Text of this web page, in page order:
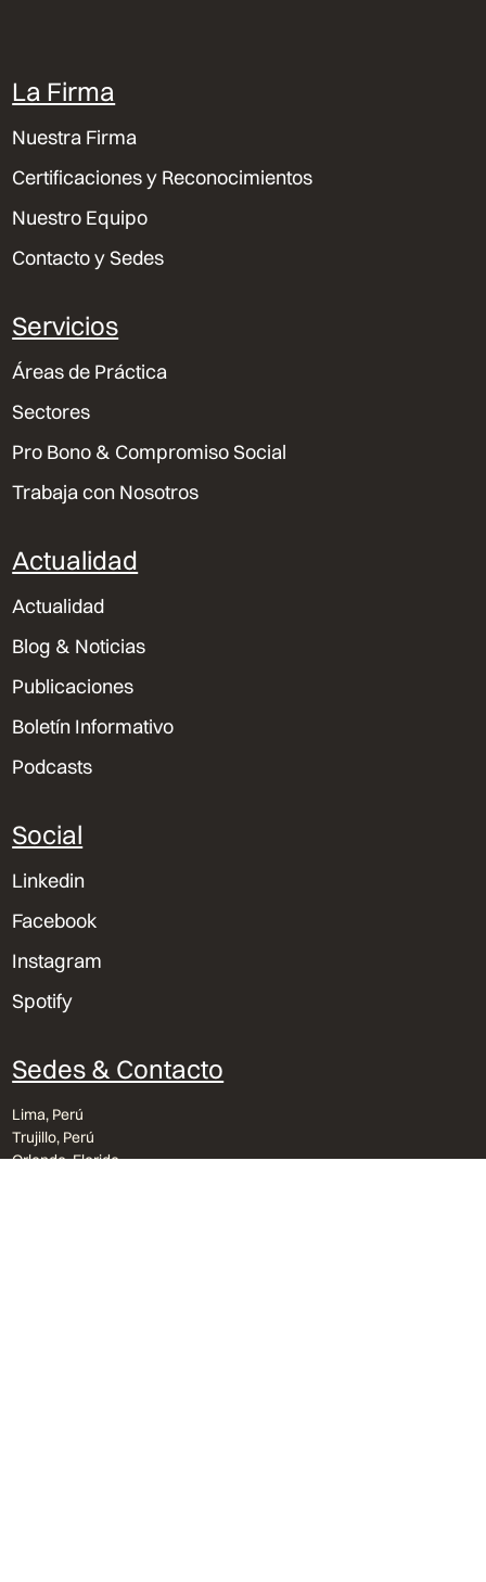
La Firma
Nuestra Firma
Certificaciones y Reconocimientos
Nuestro Equipo
Contacto y Sedes
Servicios
Áreas de Práctica
Sectores
Pro Bono & Compromiso Social
Trabaja con Nosotros
Actualidad
Actualidad
Blog & Noticias
Publicaciones
Boletín Informativo
Podcasts
Social
Linkedin
Facebook
Instagram
Spotify
Sedes & Contacto
Lima, Perú
Trujillo, Perú
Orlando, Florida